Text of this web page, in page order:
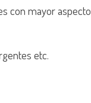
con mayor aspecto
etc.